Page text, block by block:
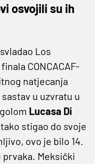
osvojili su ih
Los
CONCACAF-
natjecanja
u uzvratu u
Lucasa Di
stigao do svoje
ovo je bilo 14.
prvaka. Meksički